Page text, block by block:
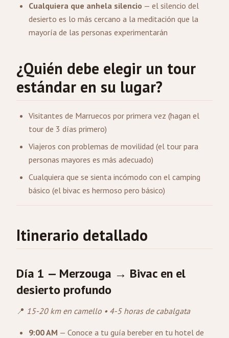
Cualquiera que anhela silencio — el silencio del
desierto es lo más cercano a la meditación que la
mayoría de las personas experimentarán
¿Quién debe elegir un tour
estándar en su lugar?
Visitantes de Marruecos por primera vez (hagan el
tour de 3 días primero)
Viajeros con problemas de movilidad (el tour para
personas mayores es más adecuado)
Cualquiera que se sienta incómodo con el camping
básico (el bivac es hermoso pero básico)
Itinerario detallado
Día 1 — Merzouga → Bivac en el
desierto profundo
📍 15-20 km en camello • 4-5 horas de cabalgata
9:00 AM — Conoce a tu guía bereber en tu hotel de